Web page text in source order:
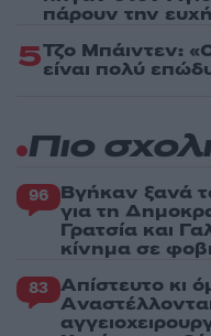
πάρουν την
5Τζο Μπάιντεν:
είναι πολύ
Πιο
96 Βγήκαν ξανά
για τη
Γρατσία και
κίνημα σε
83 Απίστευτο κι